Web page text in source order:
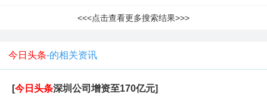
<<<点击查看更多搜索结果>>>
今日头条-的相关资讯
[今日头条深圳公司增资至170亿元]